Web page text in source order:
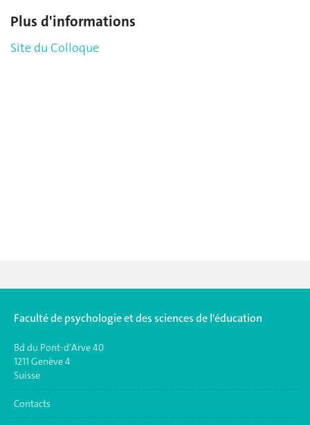
Plus d'informations
Site du Colloque
Faculté de psychologie et des sciences de l'éducation
Bd du Pont-d'Arve 40
1211 Genève 4
Suisse
Contacts